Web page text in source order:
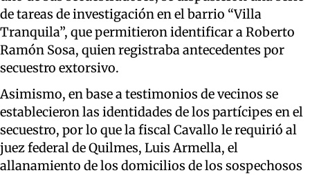
de tareas de investigación en el barrio “Villa
Tranquila”, que permitieron identificar a Roberto
Ramón Sosa, quien registraba antecedentes por
secuestro extorsivo.
Asimismo, en base a testimonios de vecinos se
establecieron las identidades de los partícipes en el
secuestro, por lo que la fiscal Cavallo le requirió al
juez federal de Quilmes, Luis Armella, el
allanamiento de los domicilios de los sospechosos